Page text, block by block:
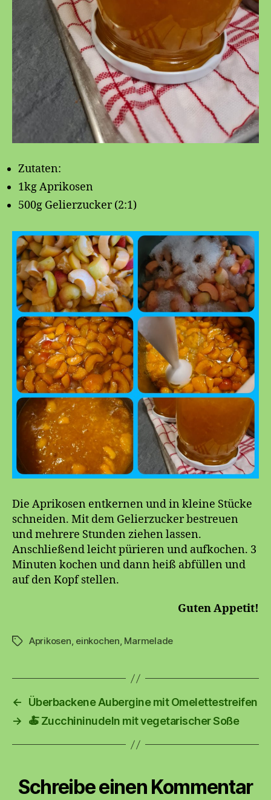
Zutaten:
1kg Aprikosen
500g Gelierzucker (2:1)
Die Aprikosen entkernen und in kleine Stücke
schneiden. Mit dem Gelierzucker bestreuen
und mehrere Stunden ziehen lassen.
Anschließend leicht pürieren und aufkochen. 3
Minuten kochen und dann heiß abfüllen und
auf den Kopf stellen.
Guten Appetit!
Schlagwörter
Aprikosen, einkochen, Marmelade
←
Überbackene Aubergine mit Omelettestreifen
→
🍝 Zucchininudeln mit vegetarischer Soße
Schreibe einen Kommentar